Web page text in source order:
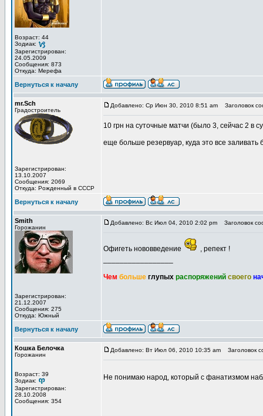
Возраст: 44
Зодиак:
Зарегистрирован:
24.05.2009
Сообщения: 873
Откуда: Мерефа
Вернуться к началу
mr.Sch
Градостроитель
Зарегистрирован:
13.10.2007
Сообщения: 2069
Откуда: Рожденный в СССР
Добавлено: Ср Июн 30, 2010 8:51 am Заголовок
10 грн на суточные матчи (было 3, сейчас 2 в
еще больше резервуар, куда это все заливать
Вернуться к началу
Smith
Горожанин
Зарегистрирован:
21.12.2007
Сообщения: 275
Откуда: Южный
Добавлено: Вс Июл 04, 2010 2:02 pm Заголовок
Офигеть нововведение
, репект !
Чем больше глупых распоряжений своего
Вернуться к началу
Кошка Белочка
Горожанин
Возраст: 39
Зодиак:
Зарегистрирован:
28.10.2008
Сообщения: 354
Добавлено: Вт Июл 06, 2010 10:35 am Заголовок
Не понимаю народ, который с фанатизмом